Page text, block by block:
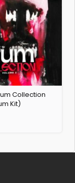
Collection
Kit)